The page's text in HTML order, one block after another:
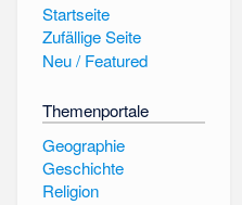
Startseite
Zufällige Seite
Neu / Featured
Themenportale
Geographie
Geschichte
Religion